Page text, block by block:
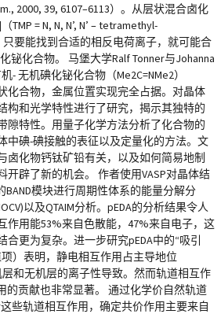
2000, 39, 6107–6113）。从层状混合卤化
TMP = N, N, N’, N’ – tetramethyl-
要能找到合适的相反电荷离子，就可能合
铋化合物。 马堡大学Ralf Tonner与Johanna
- 无机碘化铋化合物（Me2C=NMe2）
化合物，金属位置实现完全占据。对晶体
构和光学特性进行了研究，揭示其独特的
隙特性。用量子化学方法分析了化合物的
中碘-碘接触的表征以及定量化的方法。文
卤化物钙钛矿铅有关，以及如何简易地制
开辟了新的机会。 作者使用VASP对晶体结
BAND模块进行周期性体系的能量分解分
以及QTAIM分析。pEDA的分析结果令人
作用能53%来自色散能，47%来自电子，这
更为复杂。进一步研究pEDA中的“吸引
）表明，静电相互作用占主导地位
和无机层的离子性导致。然而轨道相互作
的贡献也非常显著。 通过化学价自然轨道
些轨道相互作用，确定共价作用主要来自